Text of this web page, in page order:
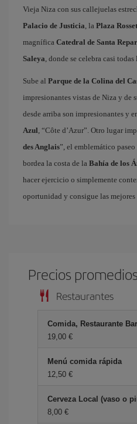
Vieja Niza con sus callejuelas
Palacio de Justicia, la Plaza
magnífica Catedral de Santa
Saleya, donde se celebra casi
Sube al Parque de la Colina del
impresionantes vistas de Niza y de
desde arriba son impresionantes y
Azul, “Côte d’Azur”. Otro lugar
des Anglais”, el emblemático
bordea la costa de la Bahía de los
hacer ejercicio o simplemente
oportunidad y consigue las mejores
Precios
Restaurantes
Comida, Restaurante
19,00 €
Menú comida rápida
12,50 €
Cerveza Local (vaso o
8,00 €